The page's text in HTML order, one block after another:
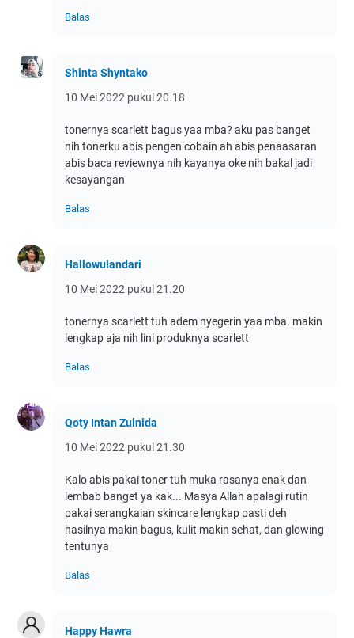
Balas
Shinta Shyntako
10 Mei 2022 pukul 20.18
tonernya scarlett bagus yaa mba? aku pas banget
nih tonerku abis pengen cobain ah abis penaasaran
abis baca reviewnya nih kayanya oke nih bakal jadi
kesayangan
Balas
Hallowulandari
10 Mei 2022 pukul 21.20
tonernya scarlett tuh adem nyegerin yaa mba. makin
lengkap aja nih lini produknya scarlett
Balas
Qoty Intan Zulnida
10 Mei 2022 pukul 21.30
Kalo abis pakai toner tuh muka rasanya enak dan
lembab banget ya kak... Masya Allah apalagi rutin
pakai serangkaian skincare lengkap pasti deh
hasilnya makin bagus, kulit makin sehat, dan glowing
tentunya
Balas
Happy Hawra